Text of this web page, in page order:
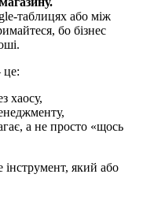
таблицях або між
бо бізнес
це:
хаосу,
а не просто «щось
який або